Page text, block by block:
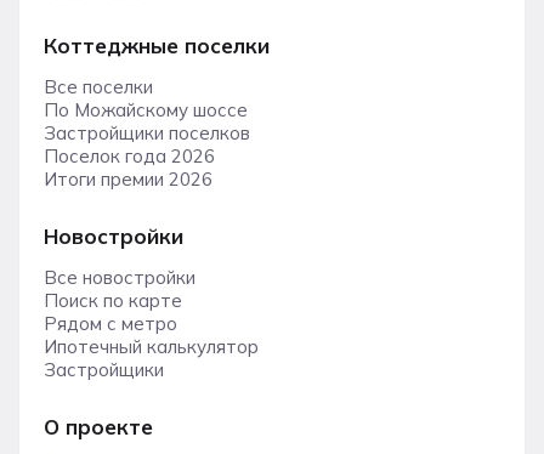
Коттеджные поселки
Все поселки
По Можайскому шоссе
Застройщики поселков
Поселок года 2026
Итоги премии 2026
Новостройки
Все новостройки
Поиск по карте
Рядом с метро
Ипотечный калькулятор
Застройщики
О проекте